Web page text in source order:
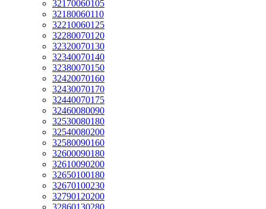
32170060105
32180060110
32210060125
32280070120
32320070130
32340070140
32380070150
32420070160
32430070170
32440070175
32460080090
32530080180
32540080200
32580090160
32600090180
32610090200
32650100180
32670100230
32790120200
32860130280